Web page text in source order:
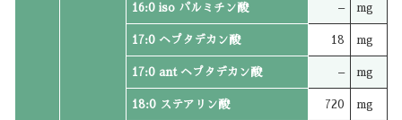
16:0 iso パルミチン酸 – mg
17:0 ヘプタデカン酸 18 mg
17:0 ant ヘプタデカン酸 – mg
18:0 ステアリン酸 720 mg